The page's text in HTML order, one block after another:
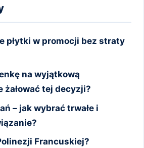
płytki w promocji bez straty
na wyjątkową
żałować tej decyzji?
– jak wybrać trwałe i
Francuskiej?